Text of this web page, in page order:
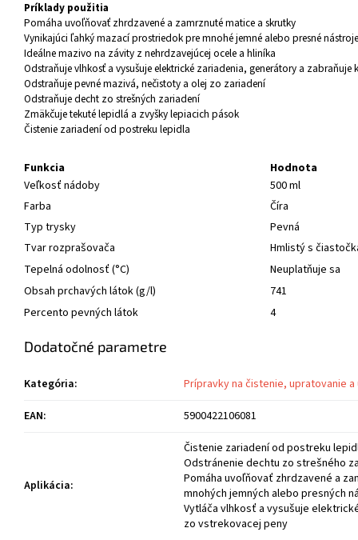
Príklady použitia
Pomáha uvoľňovať zhrdzavené a zamrznuté matice a skrutky
Vynikajúci ľahký mazací prostriedok pre mnohé jemné alebo presné nástroje
Ideálne mazivo na závity z nehrdzavejúcej ocele a hliníka
Odstraňuje vlhkosť a vysušuje elektrické zariadenia, generátory a
Odstraňuje pevné mazivá, nečistoty a olej zo zariadení
Odstraňuje decht zo strešných zariadení
Zmäkčuje tekuté lepidlá a zvyšky lepiacich pások
Čistenie zariadení od postreku lepidla
Funkcia
Hodnota
Veľkosť nádoby
500 ml
Farba
Číra
Typ trysky
Pevná
Tvar rozprašovača
Hmlistý s
Tepelná odolnosť (°C)
Neuplatňuje sa
Obsah prchavých látok (g/l)
741
Percento pevných látok
4
Dodatočné parametre
Kategória:
Prípravky na čistenie, upratovanie
EAN: 5900422106081
Aplikácia:
Čistenie zariadení od postreku
Odstránenie dechtu zo strešného
Pomáha uvoľňovať zhrdzavené a
mnohých jemných alebo presných
Vytláča vlhkosť a vysušuje
zo vstrekovacej peny